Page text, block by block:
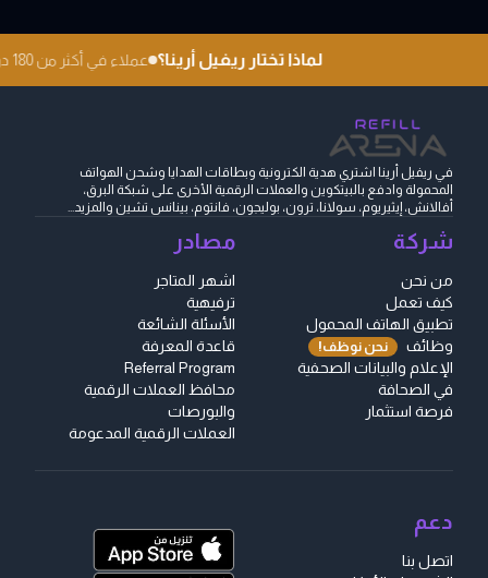
لماذا تختار ريفيل أرينا؟ عملاء في أكثر من 180 دولة
في ريفيل أرينا اشتري هدية الكترونية وبطاقات الهدايا وشحن الهواتف
المحمولة وادفع بالبيتكوين والعملات الرقمية الأخرى على شبكة البرق،
أفالانش، إيثيريوم، سولانا، ترون، بوليجون، فانتوم، بينانس تشين والمزيد...
شركة
من نحن
كيف تعمل
تطبيق الهاتف المحمول
وظائف
نحن نوظف!
الإعلام والبيانات الصحفية
في الصحافة
فرصة استثمار
مصادر
اشهر المتاجر
ترفيهية
الأسئلة الشائعة
قاعدة المعرفة
Referral Program
محافظ العملات الرقمية
والبورصات
العملات الرقمية المدعومة
دعم
اتصل بنا